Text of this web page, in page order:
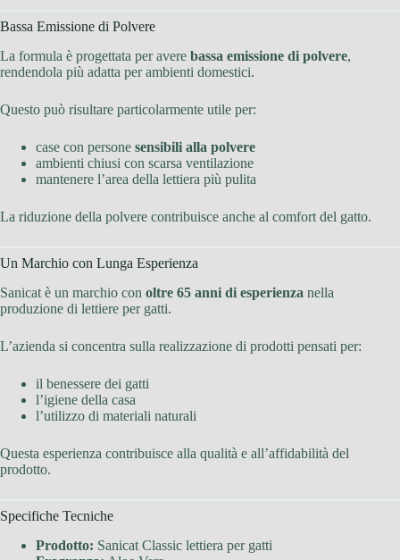
Bassa Emissione di Polvere
La formula è progettata per avere bassa emissione di polvere,
rendendola più adatta per ambienti domestici.
Questo può risultare particolarmente utile per:
case con persone sensibili alla polvere
ambienti chiusi con scarsa ventilazione
mantenere l’area della lettiera più pulita
La riduzione della polvere contribuisce anche al comfort del gatto.
Un Marchio con Lunga Esperienza
Sanicat è un marchio con oltre 65 anni di esperienza nella
produzione di lettiere per gatti.
L’azienda si concentra sulla realizzazione di prodotti pensati per:
il benessere dei gatti
l’igiene della casa
l’utilizzo di materiali naturali
Questa esperienza contribuisce alla qualità e all’affidabilità del
prodotto.
Specifiche Tecniche
Prodotto: Sanicat Classic lettiera per gatti